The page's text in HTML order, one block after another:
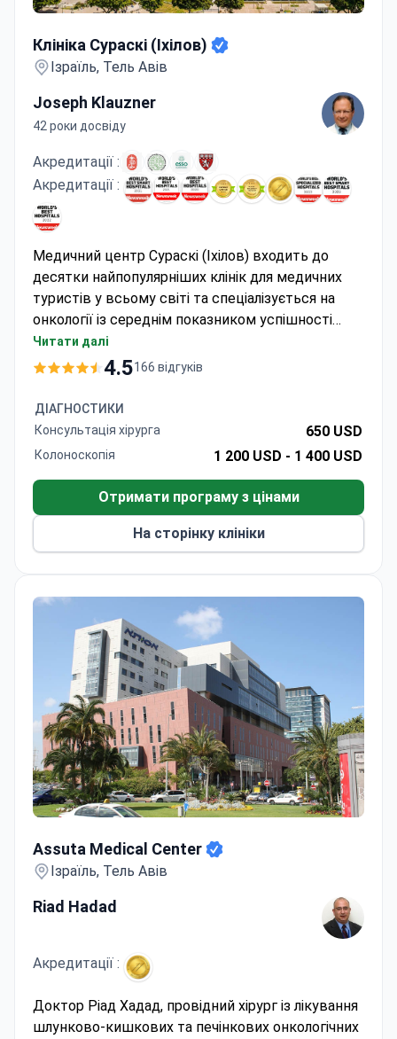
Клініка Сураскі (Іхілов)
Ізраїль, Тель Авів
Joseph Klauzner
42 роки досвіду
Акредитації :
Акредитації :
Медичний центр Сураскі (Іхілов) входить до
десятки найпопулярніших клінік для медичних
туристів у всьому світі та спеціалізується на
онкології із середнім показником успішності
лікування 90%. Доктор Джозеф Клаузнер,
завідувач відділення хірургії з 42 роки досвіду
команду, що спеціалізується на складних
резекціях кишечника. Щороку центр приймає
понад 400 000 пацієнтів, поєднуючи передові
Читати далі
4.5166 відгуків
ДІАГНОСТИКИ
Консультація хірурга
650 USD
Колоноскопія 1 200 USD - 1 400 USD
Отримати програму з цінами
На сторінку клініки
Assuta Medical Center
Ізраїль, Тель Авів
Riad Hadad
Акредитації :
Доктор Ріад Хадад, провідний хірург із лікування
шлунково-кишкових та печінкових онкологічних